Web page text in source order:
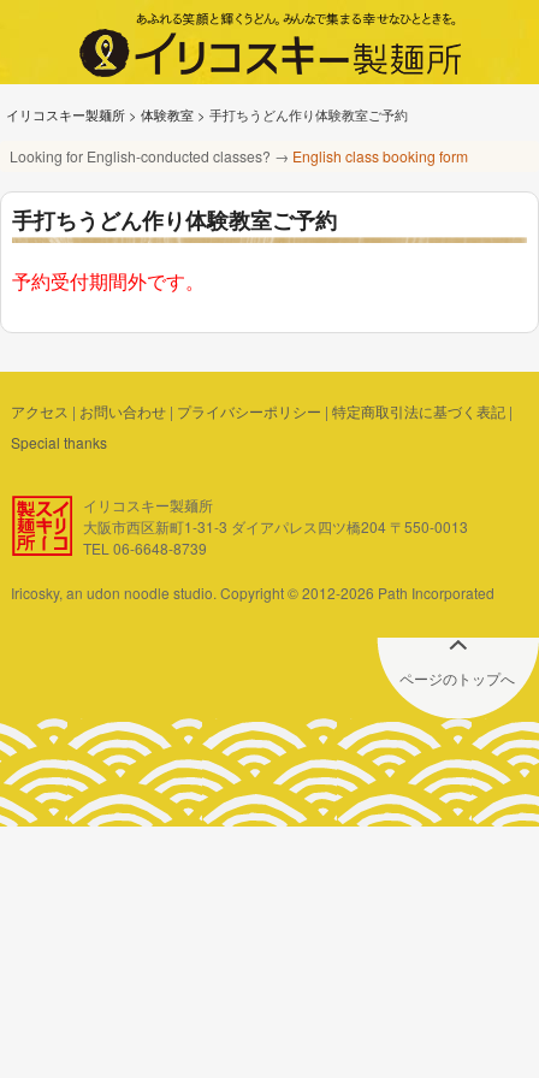
イリコスキー製麺所 > 体験教室 > 手打ちうどん作り体験教室ご予約
Looking for English-conducted classes? → English class booking form
手打ちうどん作り体験教室ご予約
予約受付期間外です。
アクセス | お問い合わせ| プライバシーポリシー | 特定商取引法に基づく表記|
Special thanks
イリコスキー製麺所
大阪市西区新町1-31-3 ダイアパレス四ツ橋204 〒550-0013
TEL 06-6648-8739
Iricosky, an udon noodle studio. Copyright © 2012-2026 Path Incorporated
ページのトップへ